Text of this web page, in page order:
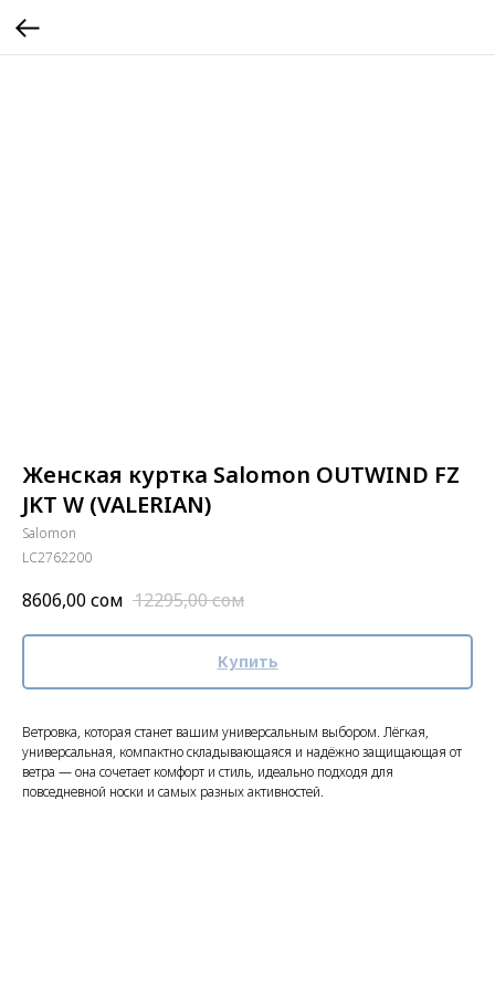
Женская куртка Salomon OUTWIND FZ
JKT W (VALERIAN)
Salomon
LC2762200
8606,00сом 12295,00сом
Купить
Ветровка, которая станет вашим универсальным выбором. Лёгкая,
универсальная, компактно складывающаяся и надёжно защищающая от
ветра — она сочетает комфорт и стиль, идеально подходя для
повседневной носки и самых разных активностей.